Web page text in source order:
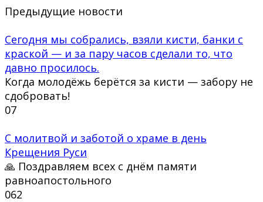
Предыдущие новости
Сегодня мы собрались, взяли кисти, банки с
краской — и за пару часов сделали то, что
давно просилось.
Когда молодёжь берётся за кисти — забору не
сдобровать!
07
С молитвой и заботой о храме в день
Крещения Руси
🙏 Поздравляем всех с днём памяти
равноапостольного
062